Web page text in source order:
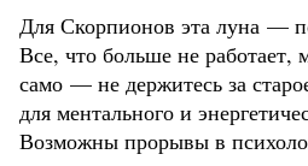
Для Скорпионов эта луна —
Все, что больше не работает,
само — не держитесь за
для ментального и
Возможны прорывы в